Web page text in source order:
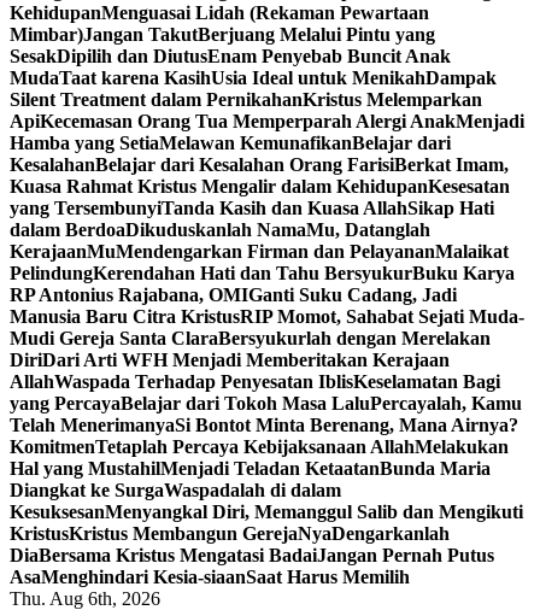
KehidupanMenguasai Lidah (Rekaman Pewartaan
Mimbar)Jangan TakutBerjuang Melalui Pintu yang
SesakDipilih dan DiutusEnam Penyebab Buncit Anak
MudaTaat karena KasihUsia Ideal untuk MenikahDampak
Silent Treatment dalam PernikahanKristus Melemparkan
ApiKecemasan Orang Tua Memperparah Alergi AnakMenjadi
Hamba yang SetiaMelawan KemunafikanBelajar dari
KesalahanBelajar dari Kesalahan Orang FarisiBerkat Imam,
Kuasa Rahmat Kristus Mengalir dalam KehidupanKesesatan
yang TersembunyiTanda Kasih dan Kuasa AllahSikap Hati
dalam BerdoaDikuduskanlah NamaMu, Datanglah
KerajaanMuMendengarkan Firman dan PelayananMalaikat
PelindungKerendahan Hati dan Tahu BersyukurBuku Karya
RP Antonius Rajabana, OMIGanti Suku Cadang, Jadi
Manusia Baru Citra KristusRIP Momot, Sahabat Sejati Muda-
Mudi Gereja Santa ClaraBersyukurlah dengan Merelakan
DiriDari Arti WFH Menjadi Memberitakan Kerajaan
AllahWaspada Terhadap Penyesatan IblisKeselamatan Bagi
yang PercayaBelajar dari Tokoh Masa LaluPercayalah, Kamu
Telah MenerimanyaSi Bontot Minta Berenang, Mana Airnya?
KomitmenTetaplah Percaya Kebijaksanaan AllahMelakukan
Hal yang MustahilMenjadi Teladan KetaatanBunda Maria
Diangkat ke SurgaWaspadalah di dalam
KesuksesanMenyangkal Diri, Memanggul Salib dan Mengikuti
KristusKristus Membangun GerejaNyaDengarkanlah
DiaBersama Kristus Mengatasi BadaiJangan Pernah Putus
AsaMenghindari Kesia-siaanSaat Harus Memilih
Thu. Aug 6th, 2026